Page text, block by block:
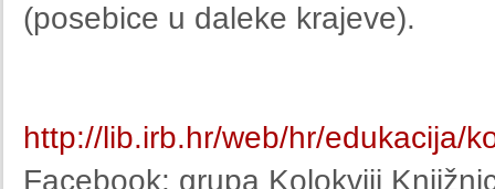
(posebice u daleke krajeve).
http://lib.irb.hr/web/hr/edukacija/
Facebook: grupa Kolokviji